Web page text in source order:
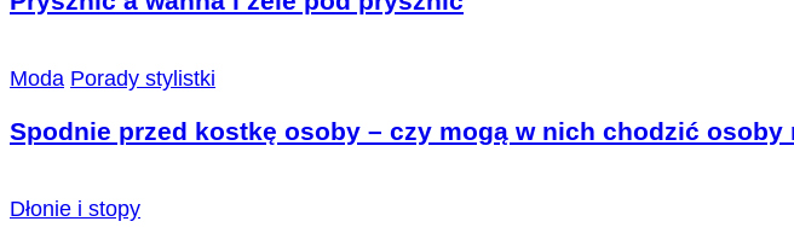
Moda Porady stylistki
Spodnie przed kostkę osoby – czy mogą w nich chodzić osoby
Dłonie i stopy